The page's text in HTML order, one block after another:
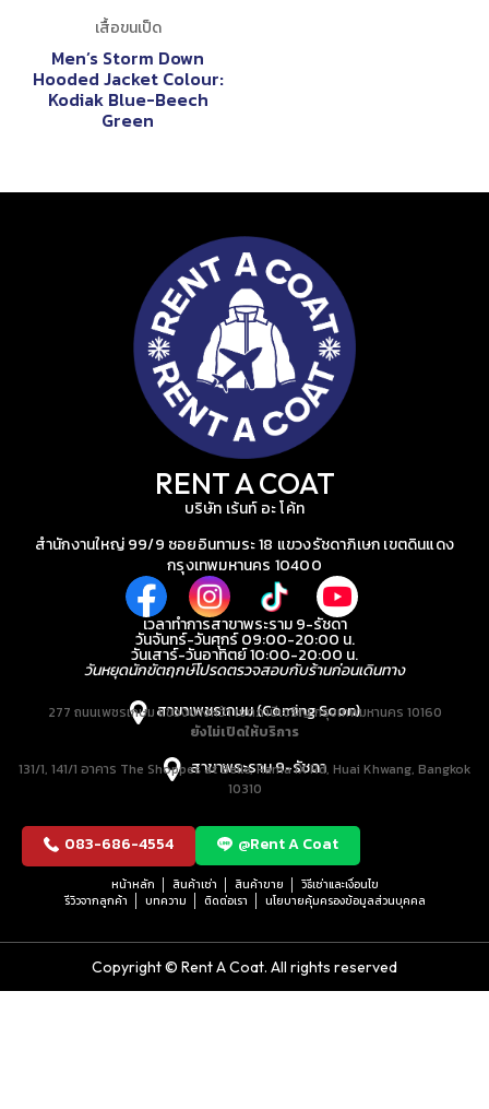
เสื้อขนเป็ด
Men’s Storm Down
Hooded Jacket Colour:
Kodiak Blue-Beech
Green
RENT A COAT
บริษัท เร้นท์ อะ โค้ท
สำนักงานใหญ่ 99/9 ซอยอินทามระ 18 แขวงรัชดาภิเษก เขตดินแดง
กรุงเทพมหานคร 10400
เวลาทำการสาขาพระราม 9-รัชดา
วันจันทร์-วันศุกร์ 09:00-20:00 น.
วันเสาร์-วันอาทิตย์ 10:00-20:00 น.
วันหยุดนักขัตฤกษ์โปรดตรวจสอบกับร้านก่อนเดินทาง
สาขาเพชรเกษม (Coming Soon)
277 ถนนเพชรเกษม แขวงบางหว้า เขตภาษีเจริญ กรุงเทพมหานคร 10160
ยังไม่เปิดให้บริการ
สาขาพระราม 9-รัชดา
131/1, 141/1 อาคาร The Shoppes at Belle, Rama IX Rd, Huai Khwang, Bangkok
10310
083-686-4554 @Rent A Coat
หน้าหลัก สินค้าเช่า สินค้าขาย
วิธีเช่าและเงื่อนไข
รีวิวจากลูกค้า
บทความ ติดต่อเรา นโยบายคุ้มครองข้อมูลส่วนบุคคล
Copyright © Rent A Coat. All rights reserved